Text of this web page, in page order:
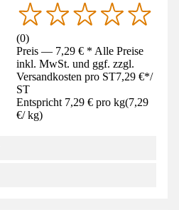
(0)
Preis — 7,29 € * Alle Preise
inkl. MwSt. und ggf. zzgl.
Versandkosten pro ST7,29 €*/
ST
Entspricht 7,29 € pro kg(7,29
€/ kg)